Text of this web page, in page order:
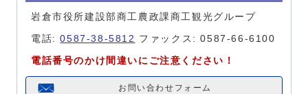
岩倉市役所建設部商工農政課商工観光グループ
電話:0587-38-5812 ファックス: 0587-66-6100
電話番号のかけ間違いにご注意ください！
お問い合わせフォーム